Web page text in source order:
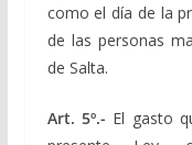
como el día de la
de las personas
de Salta.
Art. 5º.- El gasto